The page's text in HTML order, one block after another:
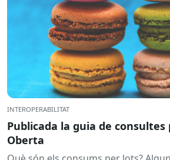
INTEROPERABILITAT
Publicada la guia de consultes
Oberta